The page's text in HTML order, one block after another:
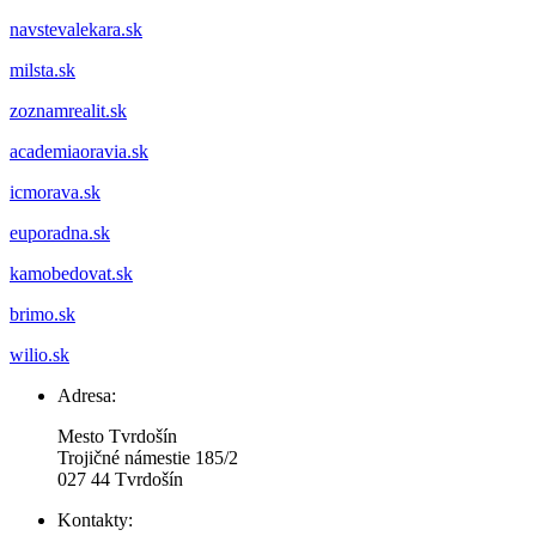
navstevalekara.sk
milsta.sk
zoznamrealit.sk
academiaoravia.sk
icmorava.sk
euporadna.sk
kamobedovat.sk
brimo.sk
wilio.sk
Adresa:
Mesto Tvrdošín
Trojičné námestie 185/2
027 44 Tvrdošín
Kontakty: